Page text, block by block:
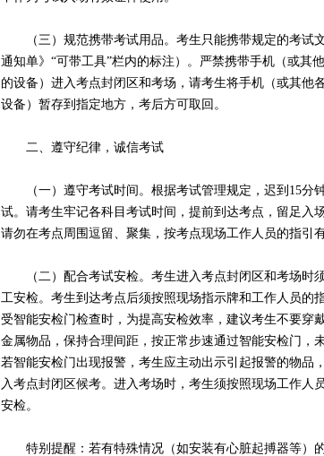
（三）规范携带考试用品。考生只能携带规定的考试
通知单》“可带工具”栏内的标注）。严禁携带手机（或其
的设备）进入考点封闭区和考场，请考生将手机（或其他
设备）暂存到指定地方，考后方可取回。
二、遵守纪律，诚信考试
（一）遵守考试时间。根据考试管理规定，迟到15分
试。请考生牢记各科目考试时间，提前到达考点，留足入
请勿在考点周围逗留、聚集，按考点现场工作人员的指引
（二）配合考试安检。考生进入考点封闭区和考场时
工安检。考生到达考点后须按照现场指示牌和工作人员的
受智能安检门检查时，为提高安检效率，建议考生不要穿
金属物品，保持合理间距，按正常步速通过智能安检门，
若智能安检门出现报警，考生应主动出示引起报警的物品
入考点封闭区候考。进入考场时，考生须按照现场工作人
安检。
特别提醒：若有特殊情况（如安装有心脏起搏器等）